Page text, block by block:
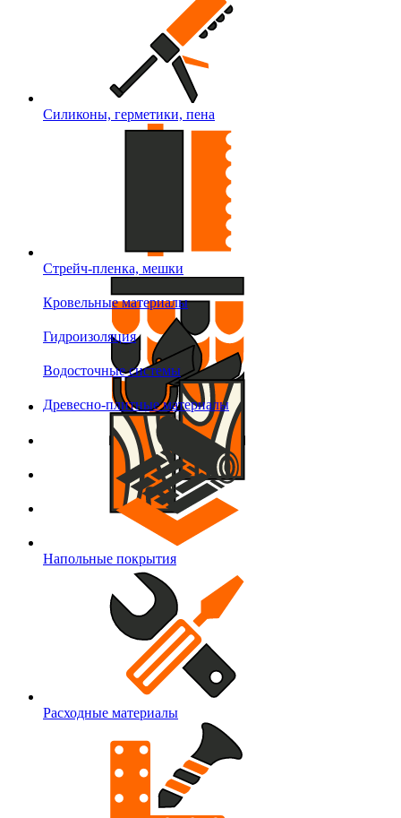
Силиконы, герметики, пена
Стрейч-пленка, мешки
Кровельные материалы
Гидроизоляция
Водосточные системы
Древесно-плитные материалы
Напольные покрытия
Расходные материалы